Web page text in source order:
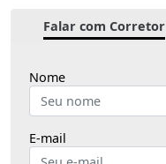
Falar com Corretor
Nome
E-mail